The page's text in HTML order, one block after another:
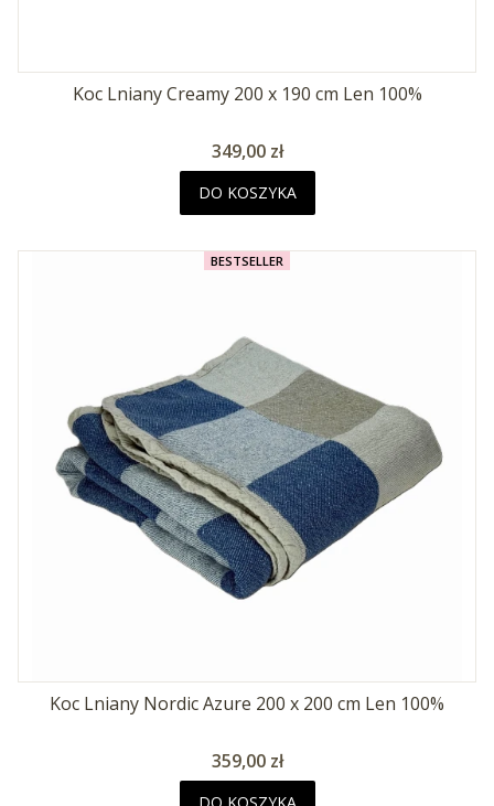
Koc Lniany Creamy 200 x 190 cm Len 100%
Cena
349,00 zł
DO KOSZYKA
BESTSELLER
Koc Lniany Nordic Azure 200 x 200 cm Len 100%
Cena
359,00 zł